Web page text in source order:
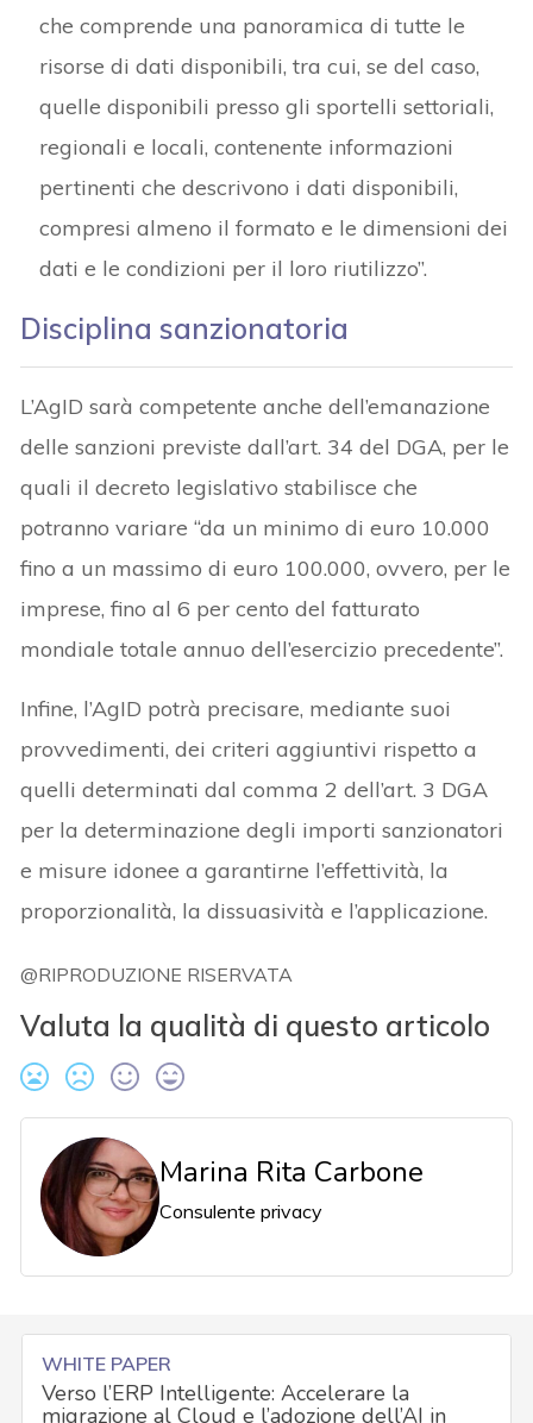
che comprende una panoramica di tutte le
risorse di dati disponibili, tra cui, se del caso,
quelle disponibili presso gli sportelli settoriali,
regionali e locali, contenente informazioni
pertinenti che descrivono i dati disponibili,
compresi almeno il formato e le dimensioni dei
dati e le condizioni per il loro riutilizzo”.
Disciplina sanzionatoria
L’AgID sarà competente anche dell’emanazione
delle sanzioni previste dall’art. 34 del DGA, per le
quali il decreto legislativo stabilisce che
potranno variare “da un minimo di euro 10.000
fino a un massimo di euro 100.000, ovvero, per le
imprese, fino al 6 per cento del fatturato
mondiale totale annuo dell’esercizio precedente”.
Infine, l’AgID potrà precisare, mediante suoi
provvedimenti, dei criteri aggiuntivi rispetto a
quelli determinati dal comma 2 dell’art. 3 DGA
per la determinazione degli importi sanzionatori
e misure idonee a garantirne l’effettività, la
proporzionalità, la dissuasività e l’applicazione.
@RIPRODUZIONE RISERVATA
Valuta la qualità di questo articolo
Marina Rita Carbone
Consulente privacy
WHITE PAPER
Verso l’ERP Intelligente: Accelerare la
migrazione al Cloud e l’adozione dell’AI in